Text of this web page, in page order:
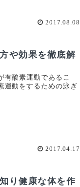
2017.08.08
や効果を徹底解
有酸素運動であるこ
運動をするための泳ぎ
2017.04.17
り健康な体を作